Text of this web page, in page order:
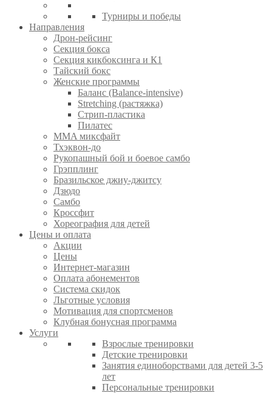
Турниры и победы
Направления
Дрон-рейсинг
Секция бокса
Секция кикбоксинга и К1
Тайский бокс
Женские программы
Баланс (Balance-intensive)
Stretching (растяжка)
Стрип-пластика
Пилатес
MMA миксфайт
Тхэквон-до
Рукопашный бой и боевое самбо
Грэпплинг
Бразильское джиу-джитсу
Дзюдо
Самбо
Кроссфит
Хореография для детей
Цены и оплата
Акции
Цены
Интернет-магазин
Оплата абонементов
Система скидок
Льготные условия
Мотивация для спортсменов
Клубная бонусная программа
Услуги
Взрослые тренировки
Детские тренировки
Занятия единоборствами для детей 3-5
лет
Персональные тренировки